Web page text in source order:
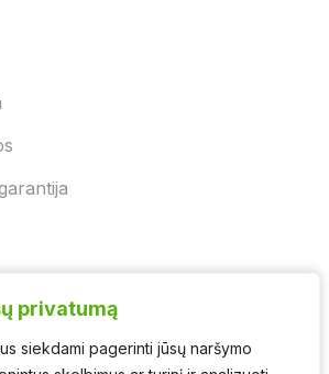
privatumą
siekdami pagerinti jūsų naršymo
privatumą
siekdami pagerinti jūsų naršymo
biokuras" | Švaros asortimentas